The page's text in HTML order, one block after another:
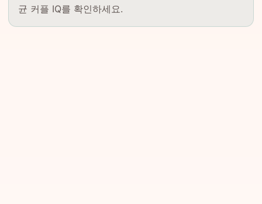
균 커플 IQ를 확인하세요.